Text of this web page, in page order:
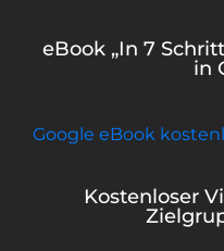
eBook „In 7
in
Google eBook
Kostenloser